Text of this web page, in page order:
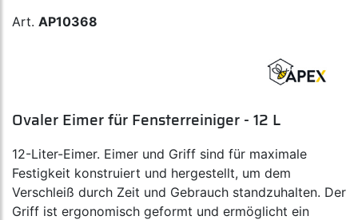
Art. AP10368
Ovaler Eimer für Fensterreiniger - 12 L
12-Liter-Eimer. Eimer und Griff sind für maximale
Festigkeit konstruiert und hergestellt, um dem
Verschleiß durch Zeit und Gebrauch standzuhalten. Der
Griff ist ergonomisch geformt und ermöglicht ein